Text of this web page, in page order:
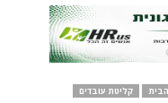
קליטת עובדים